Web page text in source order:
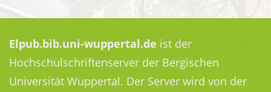
Elpub.bib.uni-wuppertal.de ist der
Hochschulschriftenserver der Bergischen
Universität Wuppertal. Der Server wird von der